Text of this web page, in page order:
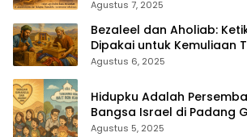
Agustus 7, 2025
Bezaleel dan Aholiab:
Dipakai untuk Kemuliaan
36:1–7)
Agustus 6, 2025
Hidupku Adalah
Bangsa Israel di Padang
35:4–29)
Agustus 5, 2025